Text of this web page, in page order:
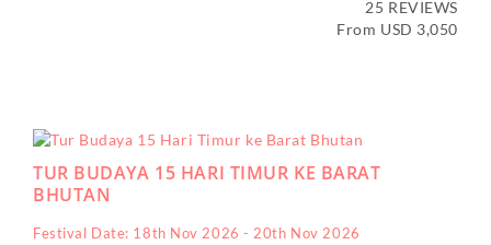
25 REVIEWS
From USD 3,050
TUR BUDAYA 15 HARI TIMUR KE BARAT
BHUTAN
Festival Date: 18th Nov 2026 - 20th Nov 2026